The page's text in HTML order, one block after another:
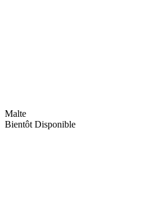
Malte
Bientôt Disponible